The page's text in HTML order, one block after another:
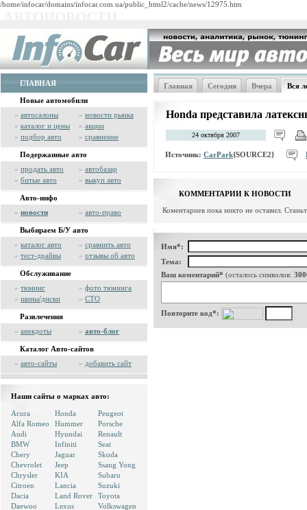
/home/infocar/domains/infocar.com.ua/public_html2/cache/news/12975.htm
ГЛАВНАЯ
Новые автомобили
» автосалоны » новости рынка
» каталог и цены » акции
» подбор авто » сравнение
Подержанные авто
» продать авто » автобазар
» битые авто » выкуп авто
Авто-инфо
» новости » авто-право
Выбираем Б/У авто
» каталог авто » сравнить авто
» тест-драйвы » отзывы об авто
Обслуживание
» тюнинг » фото тюнинга
» шины/диски » СТО
Развлечения
» анекдоты » авто-блог
Каталог Авто-сайтов
» авто-сайты » добавить сайт
Наши сайты о марках авто:
Acura
Alfa Romeo
Audi
BMW
Chery
Chevrolet
Chrysler
Citroen
Dacia
Daewoo
Honda
Hummer
Hyundai
Infiniti
Jaguar
Jeep
KIA
Lancia
Land Rover
Lexus
Peugeot
Porsche
Renault
Seat
Skoda
Ssang Yong
Subaru
Suzuki
Toyota
Volkswagen
Главная Сегодня Вчера Вся
Honda представила
24 октября 2007
Источник: CarPark{SOURCE2}
КОММЕНТАРИИ К НОВОСТИ
Коментариев пока никто не оставил.
Имя*:
Тема:
Ваш коментарий* (осталось символов:
Повторите код*: